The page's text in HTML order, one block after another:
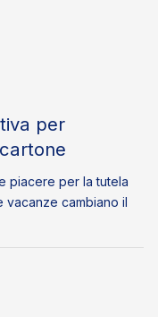
per
piacere per la tutela
vacanze cambiano il